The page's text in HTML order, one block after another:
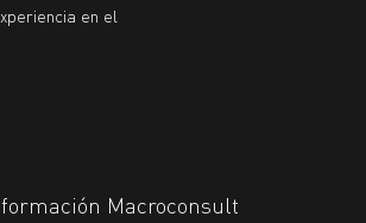
en el
Macroconsult